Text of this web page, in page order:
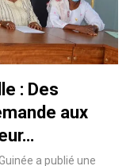
: Des
aux
a publié une